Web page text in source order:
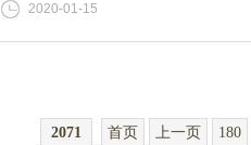
2020-01-15
2071 首页 上一页 180